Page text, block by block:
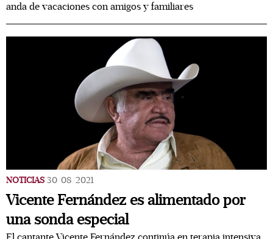
anda de vacaciones con amigos y familiares
NOTICIAS 30/08/2021
Vicente Fernández es alimentado por
una sonda especial